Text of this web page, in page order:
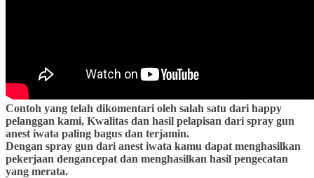
Contoh yang telah dikomentari oleh salah satu dari happy
pelanggan kami, Kwalitas dan hasil pelapisan dari spray gun
anest iwata paling bagus dan terjamin.
Dengan spray gun dari anest iwata kamu dapat menghasilkan
pekerjaan dengancepat dan menghasilkan hasil pengecatan
yang merata.